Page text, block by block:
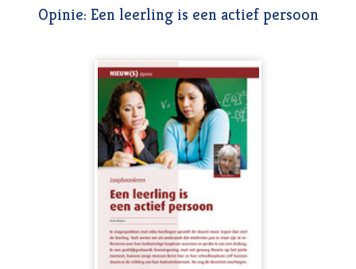
Opinie: Een leerling is een actief persoon